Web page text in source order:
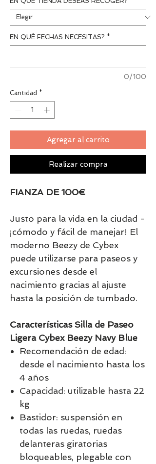
EN QUÉ FECHAS NECESITAS? *
0/100
Cantidad *
Agregar al carrito
Realizar compra
FIANZA DE 100€
Justo para la vida en la ciudad -
¡cómodo y fácil de manejar! El
moderno Beezy de Cybex
puede utilizarse para paseos y
excursiones desde el
nacimiento gracias al ajuste
hasta la posición de tumbado.
Características Silla de Paseo
Ligera Cybex Beezy Navy Blue
Recomendación de edad:
desde el nacimiento hasta los
4 años
Capacidad: utilizable hasta 22
kg
Bastidor: suspensión en
todas las ruedas, ruedas
delanteras giratorias
bloqueables, plegable con